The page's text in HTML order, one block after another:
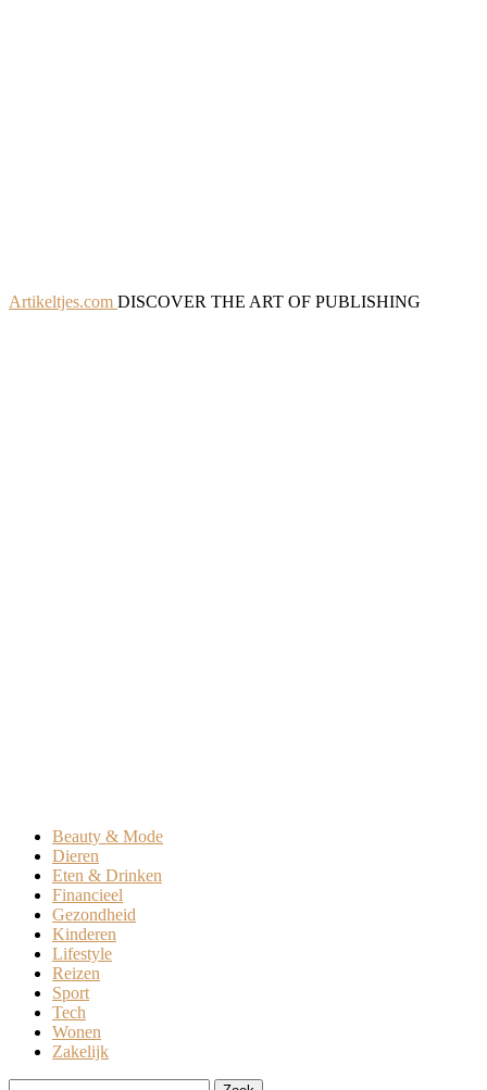
Artikeltjes.com DISCOVER THE ART OF PUBLISHING
Beauty & Mode
Dieren
Eten & Drinken
Financieel
Gezondheid
Kinderen
Lifestyle
Reizen
Sport
Tech
Wonen
Zakelijk